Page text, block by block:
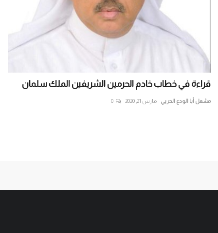
قراءة في خطاب خادم الحرمين الشريفين الملك سلمان
مشعل أبا الودع الحربي مارس 21, 2020 0